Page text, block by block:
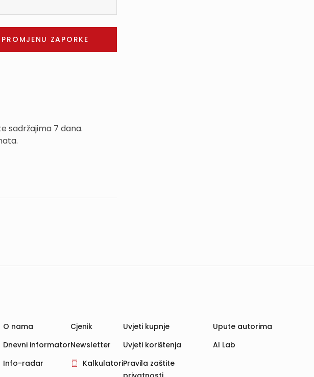
sadržajima 7 dana.
O nama
Dnevni informator
Info-radar
Cjenik
Newsletter
Kalkulatori
Uvjeti kupnje
Uvjeti korištenja
Pravila zaštite
Upute autorima
AI Lab